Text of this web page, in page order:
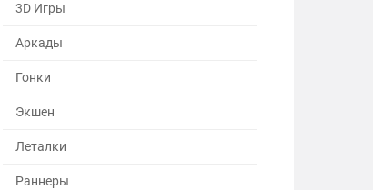
3D Игры
Аркады
Гонки
Экшен
Леталки
Раннеры